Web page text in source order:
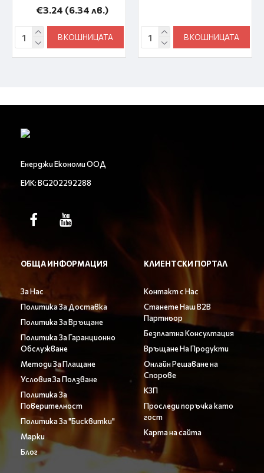
€3.24 (6.34 лв.)
В КОШНИЦАТА В КОШНИЦАТА
Енерджи Економи ООД
ЕИК: BG202292288
ОБЩА ИНФОРМАЦИЯ
За Нас
Политика За Доставка
Политика За Връщане
Политика За Гаранционно
Обслужване
Методи За Плащане
Условия За Ползване
Политика За
Поверителност
Политика За "Бисквитки"
Марки
Блог
КЛИЕНТСКИ ПОРТАЛ
Контакт с Нас
Станете Наш B2B
Партньор
Безплатна Консултация
Връщане На Продукти
Онлайн Решаване на
Спорове
КЗП
Проследи поръчка като
гост
Карта на сайта